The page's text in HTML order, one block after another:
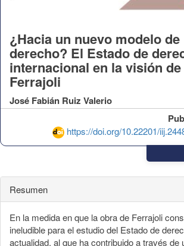
https://doi.org/10.22201/
¿Hacia un nuevo modelo
derecho? El Estado de
internacional en la visión
Ferrajoli
José Fabián Ruiz Valerio
Resumen
En la medida en que la obra de Ferrajoli
ineludible para el estudio del Estado de
actualidad, al que ha contribuido a través de